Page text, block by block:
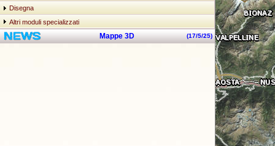
Disegna
Altri moduli specializzati
Mappe 3D (17/5/25)